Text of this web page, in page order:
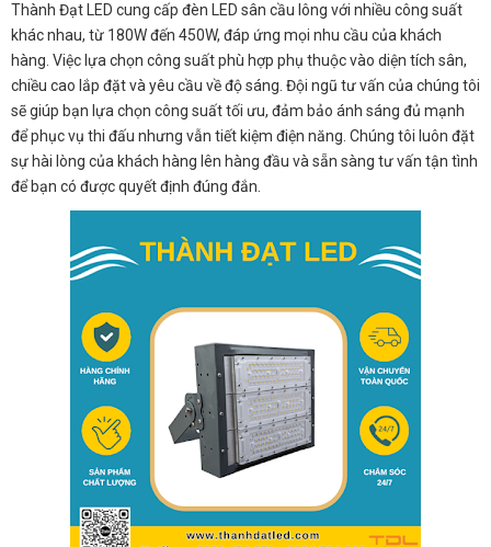
Thành Đạt LED cung cấp đèn LED sân cầu lông với nhiều công suất
khác nhau, từ 180W đến 450W, đáp ứng mọi nhu cầu của khách
hàng. Việc lựa chọn công suất phù hợp phụ thuộc vào diện tích sân,
chiều cao lắp đặt và yêu cầu về độ sáng. Đội ngũ tư vấn của chúng tôi
sẽ giúp bạn lựa chọn công suất tối ưu, đảm bảo ánh sáng đủ mạnh
để phục vụ thi đấu nhưng vẫn tiết kiệm điện năng. Chúng tôi luôn đặt
sự hài lòng của khách hàng lên hàng đầu và sẵn sàng tư vấn tận tình
để bạn có được quyết định đúng đắn.